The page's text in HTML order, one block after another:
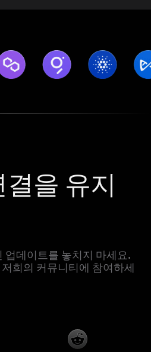
을 유지
업데이트를 놓치지 마세요.
희의 커뮤니티에 참여하세